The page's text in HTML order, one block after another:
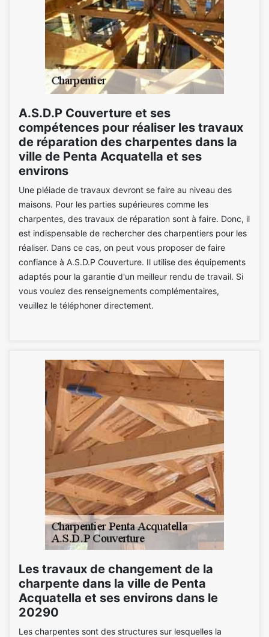
A.S.D.P Couverture et ses
compétences pour réaliser les travaux
de réparation des charpentes dans la
ville de Penta Acquatella et ses
environs
Une pléiade de travaux devront se faire au niveau des
maisons. Pour les parties supérieures comme les
charpentes, des travaux de réparation sont à faire. Donc, il
est indispensable de rechercher des charpentiers pour les
réaliser. Dans ce cas, on peut vous proposer de faire
confiance à A.S.D.P Couverture. Il utilise des équipements
adaptés pour la garantie d'un meilleur rendu de travail. Si
vous voulez des renseignements complémentaires,
veuillez le téléphoner directement.
Les travaux de changement de la
charpente dans la ville de Penta
Acquatella et ses environs dans le
20290
Les charpentes sont des structures sur lesquelles la